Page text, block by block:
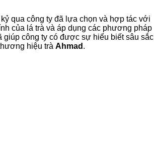
qua công ty đã lựa chọn và hợp tác với
của lá trà và áp dụng các phương pháp
công ty có được sự hiểu biết sâu sắc
hiệu trà Ahmad .